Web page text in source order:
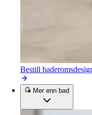
Bestill
Mer enn bad